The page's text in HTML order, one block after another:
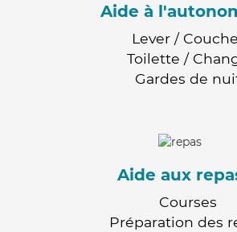
Aide à
Lever /
Toilette /
Gardes de
Aide aux
Courses
Préparation des